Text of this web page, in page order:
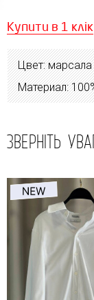
Купити в 1 клік
Цвет:
Материал:
ЗВЕРНІТЬ